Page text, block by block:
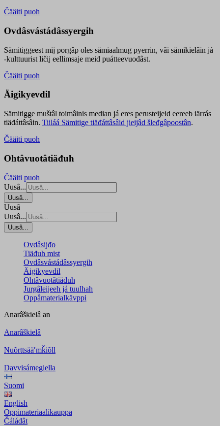
Čääiti puoh
Ovdâsvástádâssyergih
Sämitiggeest mij porgâp oles sämiaalmug pyerrin, vâi sämikielâin já
-kulttuurist ličij eellimsaje meid puátteevuođâst.
Čääiti puoh
Äigikyevdil
Sämitigge muštâl toimâinis median já eres perusteijeid eereeb iärrás
tiäđáttâsâin. Tiiláá Sämitige tiäđáttâsâid jieijâd šleđgâpoostân.
Čääiti puoh
Ohtâvuotâtiäđuh
Čääiti puoh
Uusâ...
Uusâ...
Uusâ
Uusâ...
Uusâ...
Ovdâsijđo
Tiäđuh mist
Ovdâsvástádâssyergih
Äigikyevdil
Ohtâvuotâtiäđuh
Jurgâleijeeh já tuulhah
Oppâmaterialkävppi
Anarâškielâ an
Anarâškielâ
Nuõrttsääʹmǩiõll
Davvisámegiella
Suomi
English
Oppimateriaalikauppa
Čáládât